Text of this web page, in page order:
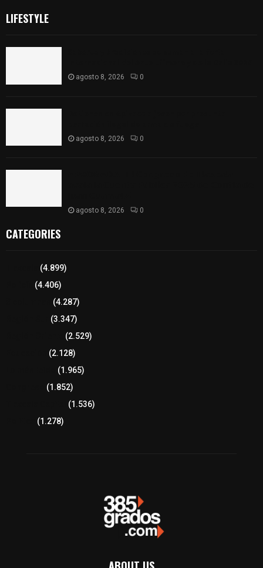
LIFESTYLE
agosto 8, 2026 0
agosto 8, 2026 0
agosto 8, 2026 0
CATEGORIES
(4.899)
(4.406)
(4.287)
(3.347)
(2.529)
(2.128)
(1.965)
(1.852)
(1.536)
(1.278)